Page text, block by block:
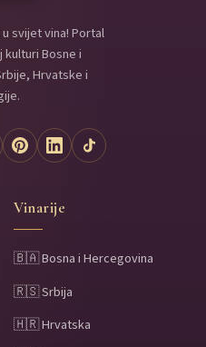
u svijet vina! Portal
kulturi Bosne i
Hrvatske i
Vinarije
🇧🇦 Bosna i Hercegovina
🇷🇸 Srbija
🇭🇷 Hrvatska